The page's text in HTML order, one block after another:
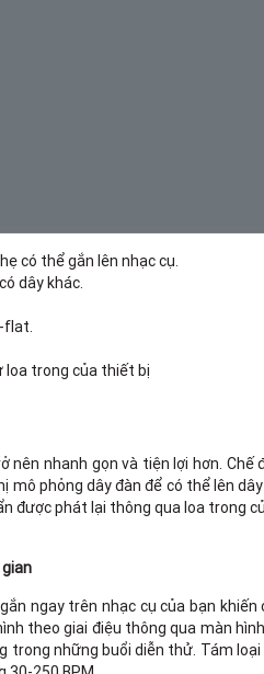
có thể gắn lên nhạc cụ.
dây khác.
flat.
loa trong của thiết bị
nhanh gọn và tiện lợi hơn.
phỏng dây đàn để có thể lên
phát lại thông qua loa trong
ngay trên nhạc cụ của bạn
theo giai điệu thông qua màn
những buổi diễn thử. Tám